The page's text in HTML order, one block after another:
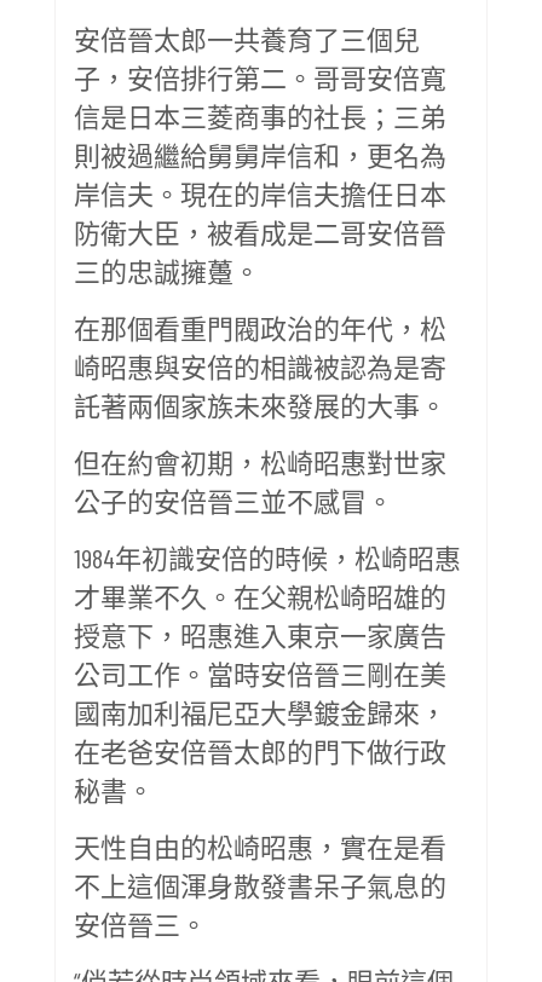
安倍晉太郎一共養育了三個兒
子，安倍排行第二。哥哥安倍寬
信是日本三菱商事的社長；三弟
則被過繼給舅舅岸信和，更名為
岸信夫。現在的岸信夫擔任日本
防衛大臣，被看成是二哥安倍晉
三的忠誠擁躉。
在那個看重門閥政治的年代，松
崎昭惠與安倍的相識被認為是寄
託著兩個家族未來發展的大事。
但在約會初期，松崎昭惠對世家
公子的安倍晉三並不感冒。
1984年初識安倍的時候，松崎昭惠
才畢業不久。在父親松崎昭雄的
授意下，昭惠進入東京一家廣告
公司工作。當時安倍晉三剛在美
國南加利福尼亞大學鍍金歸來，
在老爸安倍晉太郎的門下做行政
秘書。
天性自由的松崎昭惠，實在是看
不上這個渾身散發書呆子氣息的
安倍晉三。